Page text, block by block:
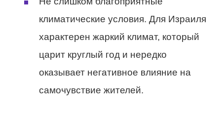
климатические условия. Для Израиля
характерен жаркий климат, который
царит круглый год и нередко
оказывает негативное влияние на
самочувствие жителей.